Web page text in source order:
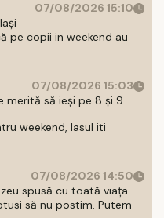
07/08/2026 15:10
pe copii in weekend au
07/08/2026 15:03
merită să ieși pe 8 și 9
weekend, Iasul iti
07/08/2026 14:50
spusă cu toată viața
să nu postim. Putem